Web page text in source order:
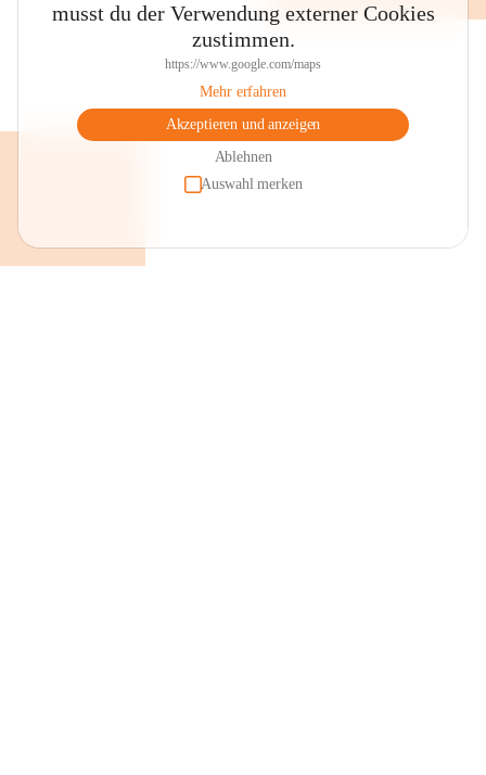
musst du der Verwendung externer Cookies
zustimmen.
https://www.google.com/maps
Mehr erfahren
Akzeptieren und anzeigen
Ablehnen
Auswahl merken